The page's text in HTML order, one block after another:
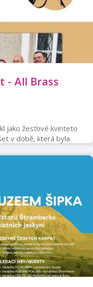
- All Brass
jako žesťové kvinteto
v době, která byla
sedět doma a
pilně zkoušet,
téhož roku měli své
Štramberk